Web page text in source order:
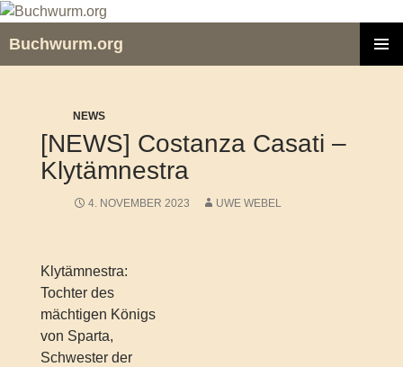
Zum
springen
Buchwurm.org
NEWS
[NEWS] Costanza Casati –
Klytämnestra
4. NOVEMBER 2023 UWE WEBEL
Klytämnestra:
Tochter des
mächtigen Königs
von Sparta,
Schwester der